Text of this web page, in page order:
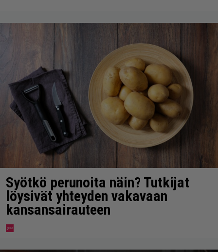
Syötkö perunoita näin? Tutkijat
löysivät yhteyden vakavaan
kansansairauteen